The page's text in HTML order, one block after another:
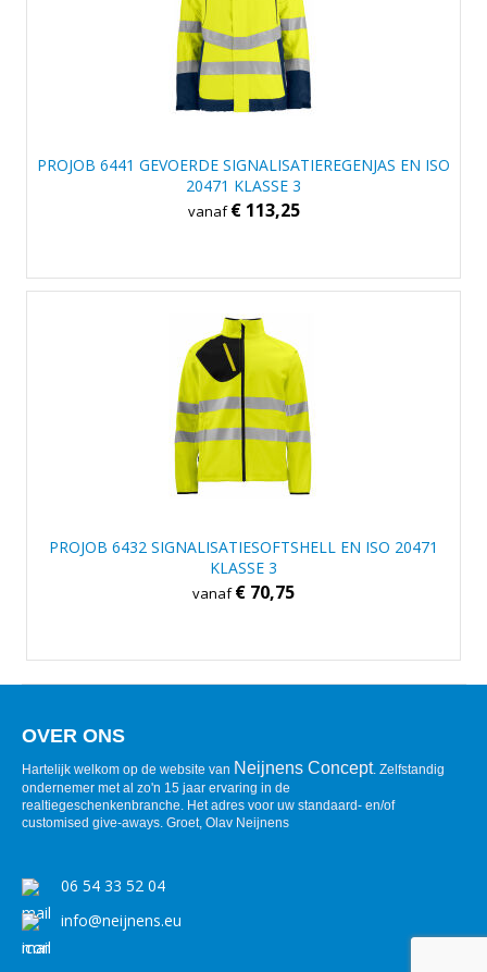
PROJOB 6441 GEVOERDE SIGNALISATIEREGENJAS EN ISO
20471 KLASSE 3
vanaf€ 113,25
PROJOB 6432 SIGNALISATIESOFTSHELL EN ISO 20471
KLASSE 3
vanaf€ 70,75
OVER ONS
Hartelijk welkom op de website van Neijnens Concept. Zelfstandig
ondernemer met al zo'n 15 jaar ervaring in de
realtiegeschenkenbranche. Het adres voor uw standaard- en/of
customised give-aways. Groet, Olav Neijnens
06 54 33 52 04
info@neijnens.eu